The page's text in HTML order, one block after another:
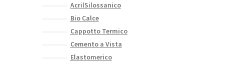
AcrilSilossanico
Bio Calce
Cappotto Termico
Cemento a Vista
Elastomerico